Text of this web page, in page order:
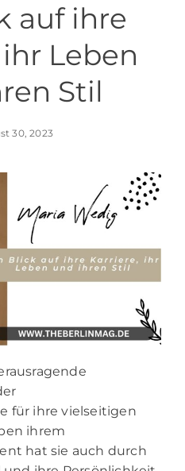
auf ihre
Leben
Stil
30, 2023
für ihre vielseitigen
ihrem
hat sie auch durch